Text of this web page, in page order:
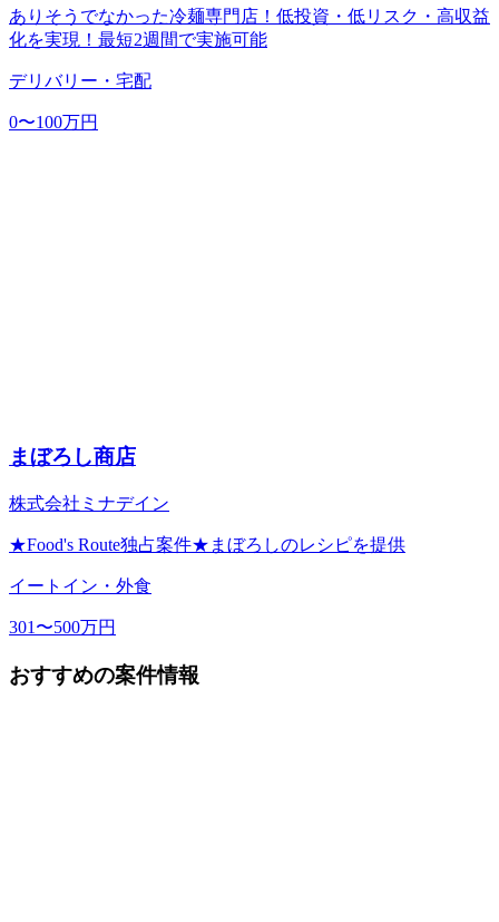
ありそうでなかった冷麺専門店！低投資・低リスク・高収益
化を実現！最短2週間で実施可能
デリバリー・宅配
0〜100万円
まぼろし商店
株式会社ミナデイン
★Food's Route独占案件★まぼろしのレシピを提供
イートイン・外食
301〜500万円
おすすめの案件情報